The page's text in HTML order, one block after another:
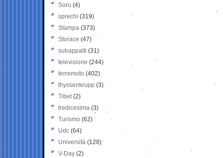
Soru (4)
sprechi (319)
Stampa (373)
Storace (47)
subappalti (31)
televisione(244)
terremoto (402)
thyssenkrupp (3)
Tibet(2)
tredicesima (3)
Turismo (62)
Udc (64)
Università (128)
V-Day (2)